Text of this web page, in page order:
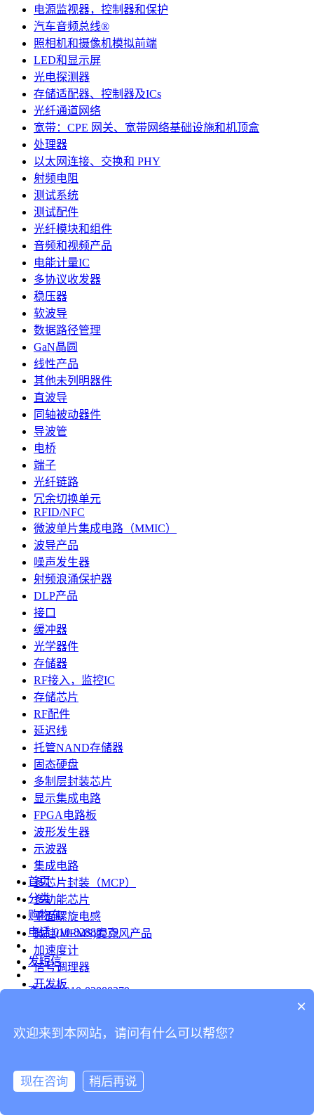
电源监视器，控制器和保护
汽车音频总线®
照相机和摄像机模拟前端
LED和显示屏
光电探测器
存储适配器、控制器及ICs
光纤通道网络
宽带：CPE 网关、宽带网络基础设施和机顶盒
处理器
以太网连接、交换和 PHY
射频电阻
测试系统
测试配件
光纤模块和组件
音频和视频产品
电能计量IC
多协议收发器
稳压器
软波导
数据路径管理
GaN晶圆
线性产品
其他未列明器件
直波导
同轴被动器件
导波管
电桥
端子
光纤链路
冗余切换单元
RFID/NFC
微波单片集成电路（MMIC）
波导产品
噪声发生器
射频浪涌保护器
DLP产品
接口
缓冲器
光学器件
存储器
RF接入，监控IC
存储芯片
RF配件
延迟线
托管NAND存储器
固态硬盘
多制层封装芯片
显示集成电路
FPGA电路板
波形发生器
示波器
集成电路
多芯片封装（MCP）
多功能芯片
平面螺旋电感
微硅(MEMS)麦克风产品
加速度计
信号调理器
开发板
台式仪表
连接器
首页
分类
购物车
电话 010-82888379
发短信
查地图 010-82888379
分享
×
欢迎来到本网站，请问有什么可以帮您？
现在咨询 稍后再说